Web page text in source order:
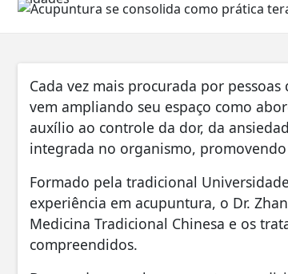
Cada vez mais procurada por
vem ampliando seu espaço como
auxílio ao controle da dor, da
integrada no organismo,
Formado pela tradicional
experiência em acupuntura, o Dr.
Medicina Tradicional Chinesa e os
compreendidos.